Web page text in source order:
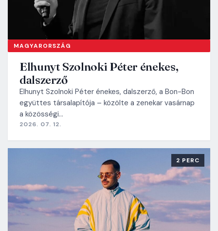
MAGYARORSZÁG
Elhunyt Szolnoki Péter énekes,
dalszerző
Elhunyt Szolnoki Péter énekes, dalszerző, a Bon-Bon
együttes társalapítója – közölte a zenekar vasárnap
a közösségi…
2026. 07. 12.
2 PERC